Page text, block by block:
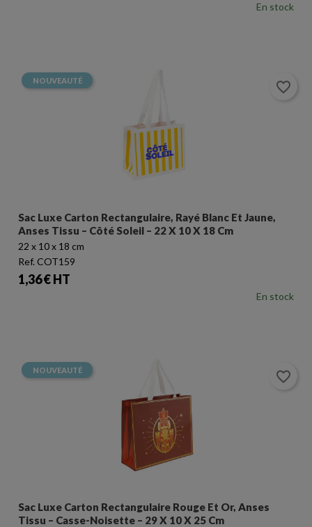
En stock
Sac Luxe Carton Rectangulaire, Rayé Blanc Et Jaune,
Anses Tissu – Côté Soleil – 22 X 10 X 18 Cm
22 x 10 x 18 cm
Ref. COT159
Prix
1,36 € HT
En stock
NOUVEAUTÉ favorite_border
Sac Luxe Carton Rectangulaire Rouge Et Or, Anses
Tissu – Casse-Noisette – 29 X 10 X 25 Cm
NOUVEAUTÉ favorite_border